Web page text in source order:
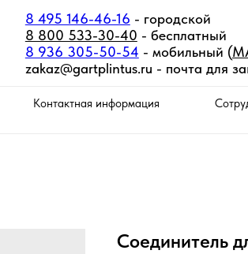
8 495 146-46-16 - городской
8 800 533-30-40 - бесплатный
8 936 305-50-54 - мобильный (
zakaz@gartplintus.ru - почта для
Контактная информация
Соединитель